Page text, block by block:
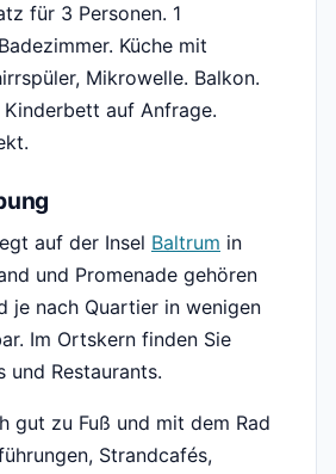
für 3 Personen. 1
Küche mit
Mikrowelle. Balkon.
Kinderbett auf Anfrage.
auf der Insel Baltrum in
und Promenade gehören
je nach Quartier in wenigen
Im Ortskern finden Sie
und Restaurants.
gut zu Fuß und mit dem Rad
Strandcafés,